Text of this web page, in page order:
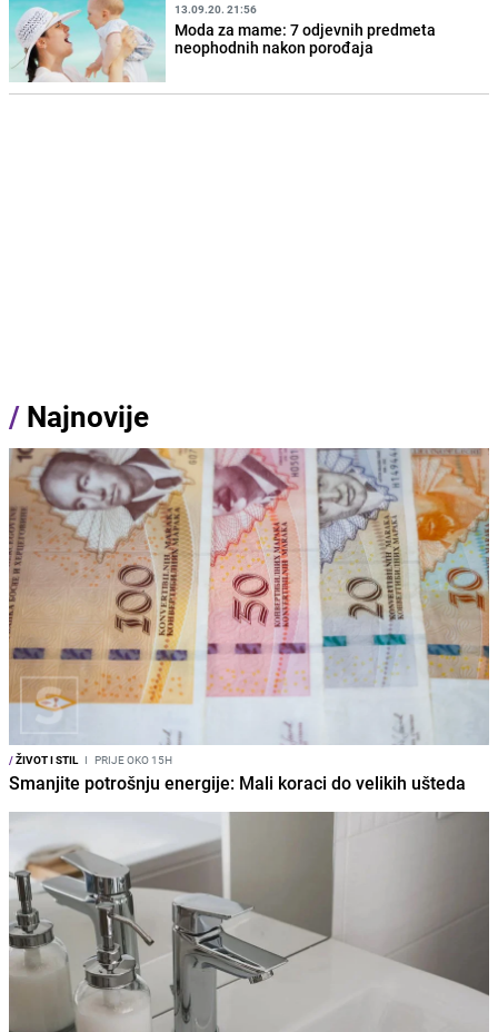
13.09.20. 21:56
Moda za mame: 7 odjevnih predmeta
neophodnih nakon porođaja
/ Najnovije
/ŽIVOT I STIL I PRIJE OKO 15H
Smanjite potrošnju energije: Mali koraci do velikih ušteda